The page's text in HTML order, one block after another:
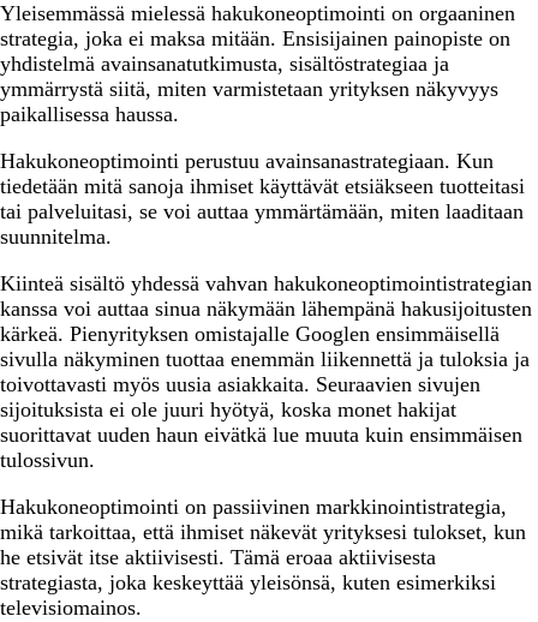
Yleisemmässä mielessä hakukoneoptimointi on orgaaninen
strategia, joka ei maksa mitään. Ensisijainen painopiste on
yhdistelmä avainsanatutkimusta, sisältöstrategiaa ja
ymmärrystä siitä, miten varmistetaan yrityksen näkyvyys
paikallisessa haussa.
Hakukoneoptimointi perustuu avainsanastrategiaan. Kun
tiedetään mitä sanoja ihmiset käyttävät etsiäkseen tuotteitasi
tai palveluitasi, se voi auttaa ymmärtämään, miten laaditaan
suunnitelma.
Kiinteä sisältö yhdessä vahvan hakukoneoptimointistrategian
kanssa voi auttaa sinua näkymään lähempänä hakusijoitusten
kärkeä. Pienyrityksen omistajalle Googlen ensimmäisellä
sivulla näkyminen tuottaa enemmän liikennettä ja tuloksia ja
toivottavasti myös uusia asiakkaita. Seuraavien sivujen
sijoituksista ei ole juuri hyötyä, koska monet hakijat
suorittavat uuden haun eivätkä lue muuta kuin ensimmäisen
tulossivun.
Hakukoneoptimointi on passiivinen markkinointistrategia,
mikä tarkoittaa, että ihmiset näkevät yrityksesi tulokset, kun
he etsivät itse aktiivisesti. Tämä eroaa aktiivisesta
strategiasta, joka keskeyttää yleisönsä, kuten esimerkiksi
televisiomainos.